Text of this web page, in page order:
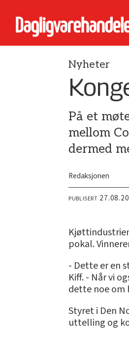
Nyheter
På et
mellom
dermed
Redaksjonen
PUBLISERT
pokal.
- Dette er en
Kiff. - Når vi
dette noe om
Styret i Den
uttelling og